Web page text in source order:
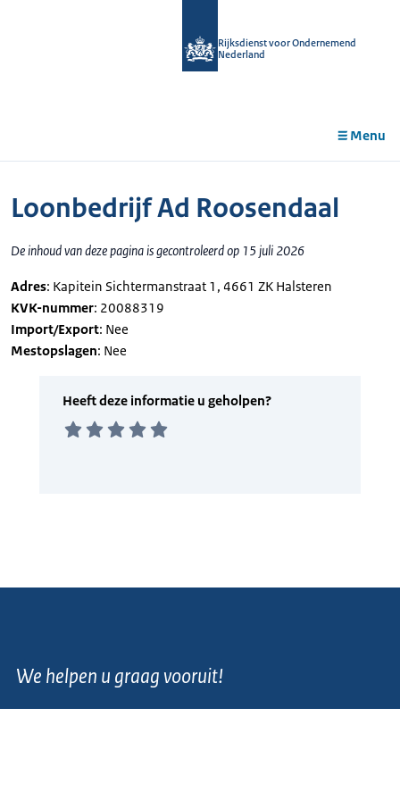
Rijksdienst voor Ondernemend
Nederland
Menu
Loonbedrijf Ad Roosendaal
De inhoud van deze pagina is gecontroleerd op 15 juli 2026
Adres: Kapitein Sichtermanstraat 1, 4661 ZK Halsteren
KVK-nummer: 20088319
Import/Export: Nee
Mestopslagen: Nee
We helpen u graag vooruit!